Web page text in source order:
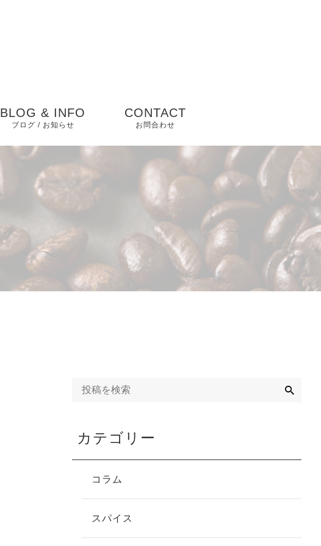
BLOG & INFO
ブログ / お知らせ
CONTACT
お問合わせ
カテゴリー
コラム
スパイス